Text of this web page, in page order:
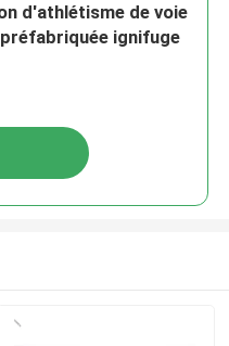
d'athlétisme de voie
ignifuge